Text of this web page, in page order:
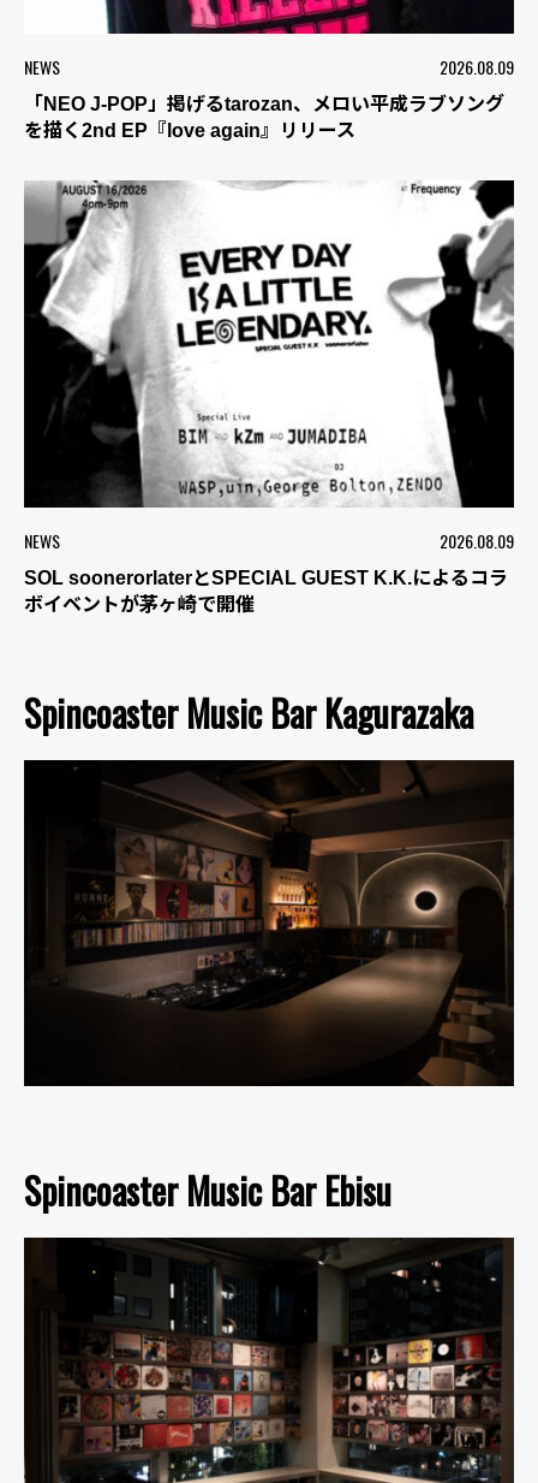
NEWS 2026.08.09
「NEO J-POP」掲げるtarozan、メロい平成ラブソング
を描く2nd EP『love again』リリース
NEWS 2026.08.09
SOL soonerorlaterとSPECIAL GUEST K.K.によるコラ
ボイベントが茅ヶ崎で開催
Spincoaster Music Bar Kagurazaka
Spincoaster Music Bar Ebisu